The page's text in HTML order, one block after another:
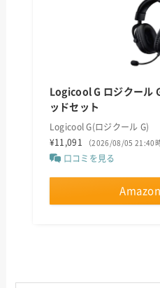
Logicool G ロジクール
ッドセット
Logicool G(ロジクール G)
¥11,091
（2026/08/05 21:40
口コミを見る